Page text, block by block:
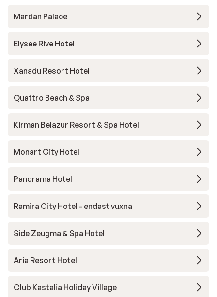
Mardan Palace
Elysee Rive Hotel
Xanadu Resort Hotel
Quattro Beach & Spa
Kirman Belazur Resort & Spa Hotel
Monart City Hotel
Panorama Hotel
Ramira City Hotel - endast vuxna
Side Zeugma & Spa Hotel
Aria Resort Hotel
Club Kastalia Holiday Village